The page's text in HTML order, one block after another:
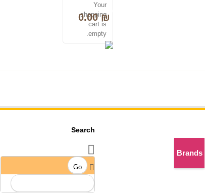
0.00₪
Your
shopping
cart is
empty.
Search
Brands